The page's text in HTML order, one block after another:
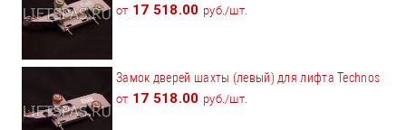
от 17 518.00 руб./шт.
Замок дверей шахты (левый) для лифта Technos
от 17 518.00 руб./шт.